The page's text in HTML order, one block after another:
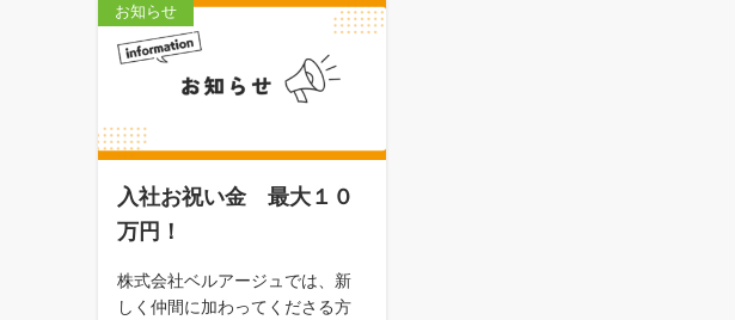
お知らせ
入社お祝い金 最大１０
万円！
株式会社ベルアージュでは、新
しく仲間に加わってくださる方